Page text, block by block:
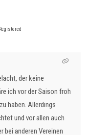
der keine
ich vor der Saison froh
haben. Allerdings
und vor allen auch
bei anderen Vereinen